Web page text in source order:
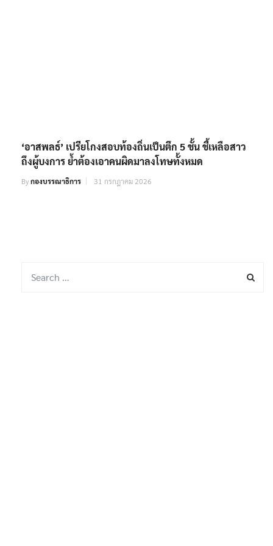
‘อาสพลธ์’ เปรียโกงสอบท้องถิ่นเป็นตึก 5 ชั้น ชี้เหลือสาว
ถึงผู้บงการ ย้ำต้องเอาคนผิดมาลงโทษทั้งหมด
Byกองบรรณาธิการ 31 กรกฎาคม 2026